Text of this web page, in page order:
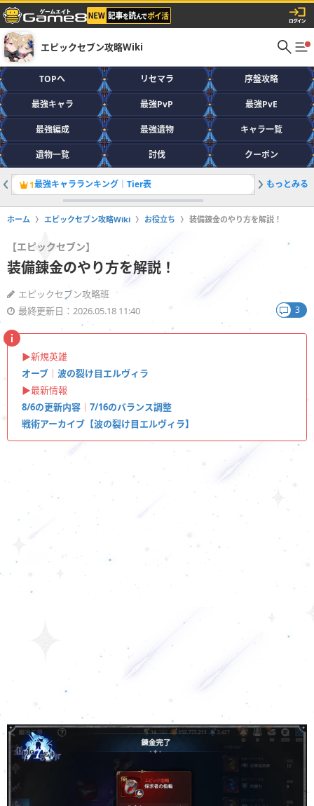
エピックセブン攻略Wiki
TOPへ リセマラ 序盤攻略
最強キャラ 最強PvP 最強PvE
最強編成 最強遺物 キャラ一覧
遺物一覧 討伐 クーポン
1最強キャラランキング｜Tier表 2試練の
もっとみる
ホーム エピックセブン攻略Wiki お役立ち 装備錬金のやり方を解説！
【エピックセブン】
装備錬金のやり方を解説！
エピックセブン攻略班
最終更新日：2026.05.18 11:40
3
▶︎新規英雄
オーブ ｜ 波の裂け目エルヴィラ
▶︎最新情報
8/6の更新内容 ｜ 7/16のバランス調整
戦術アーカイブ【波の裂け目エルヴィラ】